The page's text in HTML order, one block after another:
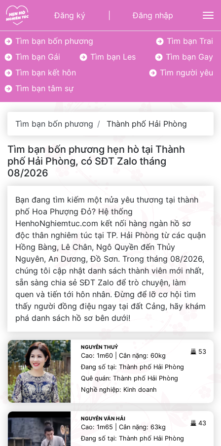
Đăng ký Đăng nhập
Tìm bạn bốn phương
Tìm bạn Trai
Tìm bạn Gái
Tìm bạn Les
Tìm bạn Gay
Tìm bạn kết hôn
Tìm người yêu
Tìm bạn tâm sự
Tìm bạn bốn phương Thành phố Hải Phòng
Tìm bạn bốn phương hẹn hò tại Thành
phố Hải Phòng, có SĐT Zalo tháng
08/2026
Bạn đang tìm kiếm một nửa yêu thương tại thành
phố Hoa Phượng Đỏ? Hệ thống
HenhoNghiemtuc.com kết nối hàng ngàn hồ sơ
độc thân nghiêm túc tại TP. Hải Phòng từ các quận
Hồng Bàng, Lê Chân, Ngô Quyền đến Thủy
Nguyên, An Dương, Đồ Sơn. Trong tháng 08/2026,
chúng tôi cập nhật danh sách thành viên mới nhất,
sẵn sàng chia sẻ SĐT Zalo để trò chuyện, làm
quen và tiến tới hôn nhân. Đừng để lỡ cơ hội tìm
thấy người đồng điệu ngay tại đất Cảng, hãy khám
phá danh sách hồ sơ bên dưới!
NGUYỄN THUỶ
53
Cao: 1m60 | Cân nặng: 60kg
Đang số tại: Thành phố Hải Phòng
Quê quán: Thành phố Hải Phòng
Nghề nghiệp: Kinh doanh
NGUYỄN VĂN HẢI
43
Cao: 1m65 | Cân nặng: 63kg
Đang số tại: Thành phố Hải Phòng